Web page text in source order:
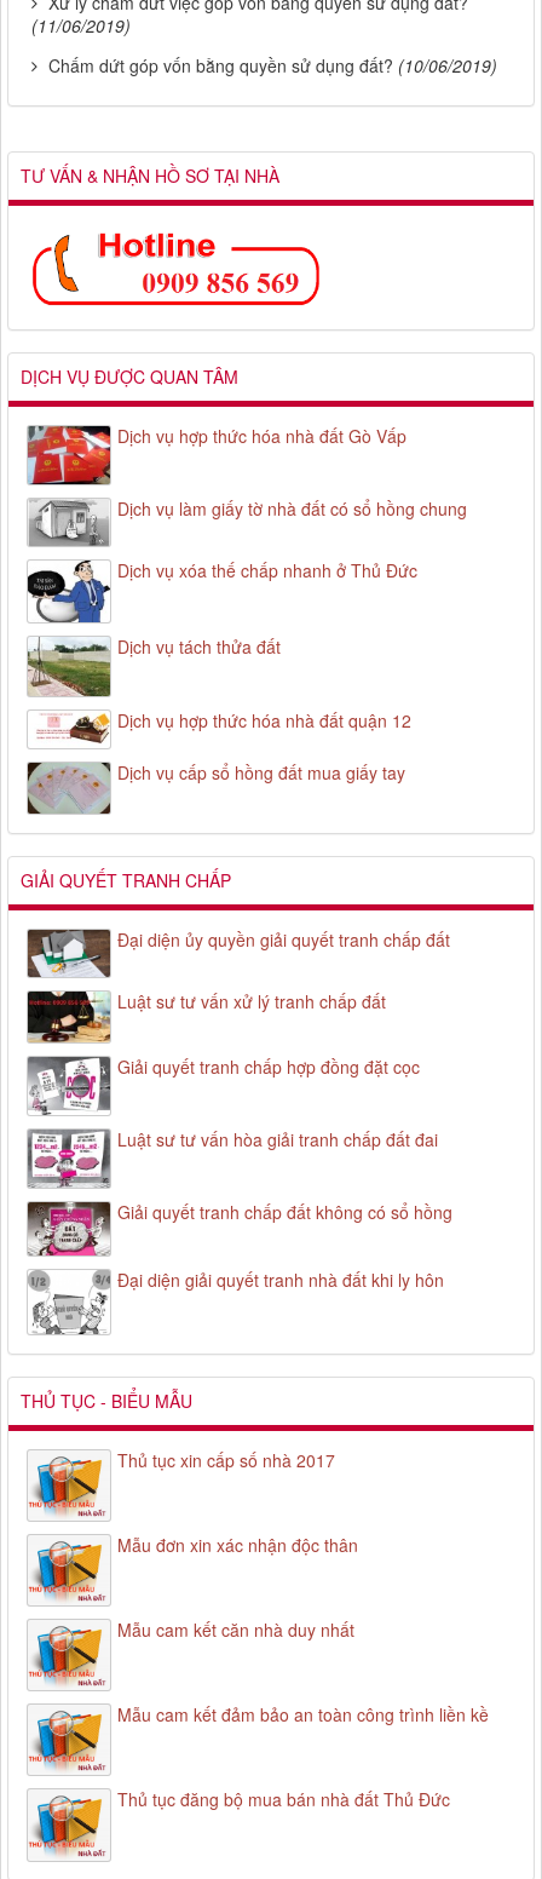
(11/06/2019)
Chấm dứt góp vốn bằng quyền sử dụng đất? (10/06/2019)
TƯ VẤN & NHẬN HỒ SƠ TẠI NHÀ
DỊCH VỤ ĐƯỢC QUAN TÂM
Dịch vụ hợp thức hóa nhà đất Gò Vấp
Dịch vụ làm giấy tờ nhà đất có sổ hồng chung
Dịch vụ xóa thế chấp nhanh ở Thủ Đức
Dịch vụ tách thửa đất
Dịch vụ hợp thức hóa nhà đất quận 12
Dịch vụ cấp sổ hồng đất mua giấy tay
GIẢI QUYẾT TRANH CHẤP
Đại diện ủy quyền giải quyết tranh chấp đất
Luật sư tư vấn xử lý tranh chấp đất
Giải quyết tranh chấp hợp đồng đặt cọc
Luật sư tư vấn hòa giải tranh chấp đất đai
Giải quyết tranh chấp đất không có sổ hồng
Đại diện giải quyết tranh nhà đất khi ly hôn
THỦ TỤC - BIỂU MẪU
Thủ tục xin cấp số nhà 2017
Mẫu đơn xin xác nhận độc thân
Mẫu cam kết căn nhà duy nhất
Mẫu cam kết đảm bảo an toàn công trình liền kề
Thủ tục đăng bộ mua bán nhà đất Thủ Đức